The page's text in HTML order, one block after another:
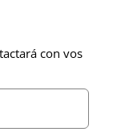
con vos